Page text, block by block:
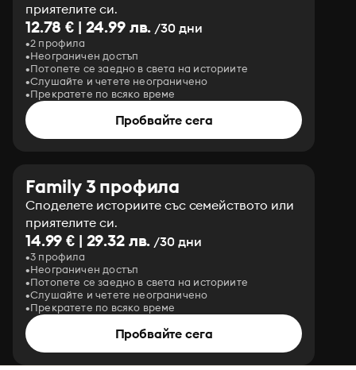
приятелите си.
12.78 € | 24.99 лв. /30 дни
2 профила
Неограничен достъп
Потопете се заедно в света на историите
Слушайте и четете неограничено
Прекратете по всяко време
Пробвайте сега
Family 3 профила
Споделете историите със семейството или
приятелите си.
14.99 € | 29.32 лв. /30 дни
3 профила
Неограничен достъп
Потопете се заедно в света на историите
Слушайте и четете неограничено
Прекратете по всяко време
Пробвайте сега